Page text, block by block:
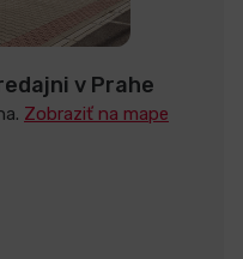
v Prahe
Zobraziť na mape